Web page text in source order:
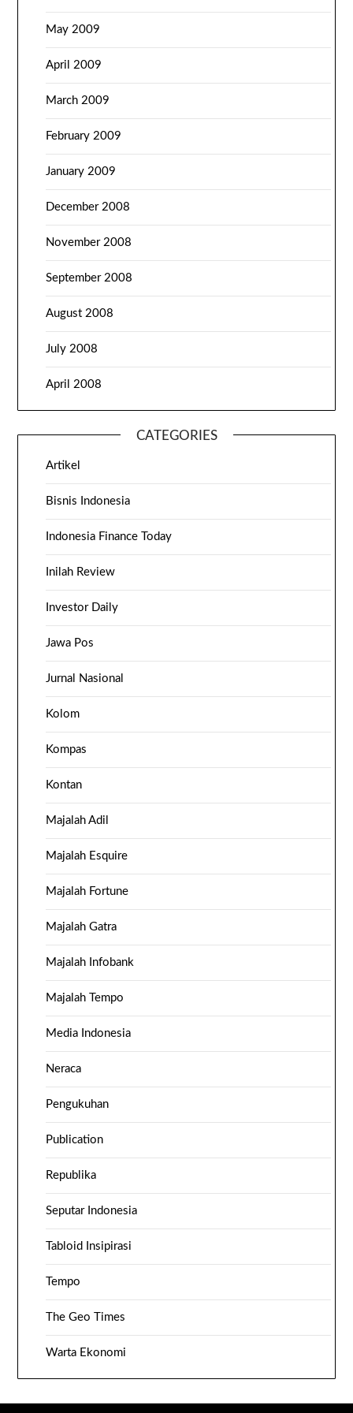
May 2009
April 2009
March 2009
February 2009
January 2009
December 2008
November 2008
September 2008
August 2008
July 2008
April 2008
CATEGORIES
Artikel
Bisnis Indonesia
Indonesia Finance Today
Inilah Review
Investor Daily
Jawa Pos
Jurnal Nasional
Kolom
Kompas
Kontan
Majalah Adil
Majalah Esquire
Majalah Fortune
Majalah Gatra
Majalah Infobank
Majalah Tempo
Media Indonesia
Neraca
Pengukuhan
Publication
Republika
Seputar Indonesia
Tabloid Insipirasi
Tempo
The Geo Times
Warta Ekonomi